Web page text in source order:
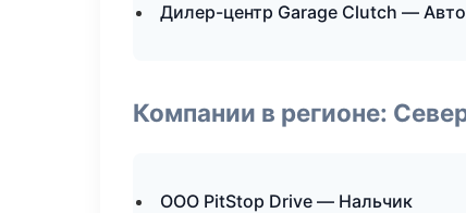
Дилер-центр Garage Clutch —
Компании в регионе:
ООО PitStop Drive — Нальчик